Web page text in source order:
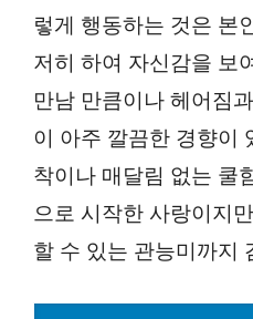
렇게 행동하는 것은 본
저히 하여 자신감을 보
만남 만큼이나 헤어짐
이 아주 깔끔한 경향이
착이나 매달림 없는 쿨
으로 시작한 사랑이지
할 수 있는 관능미까지